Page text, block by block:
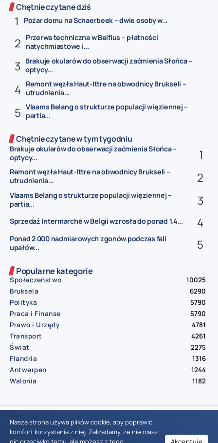
Chętnie czytane dziś
Pożar domu na Schaerbeek – dwie osoby w...
Przerwa techniczna w Belfius – płatności
natychmiastowe i...
Brakuje okularów do obserwacji zaćmienia Słońca –
optycy...
Remont węzła Haut-Ittre na obwodnicy Brukseli –
utrudnienia...
Vlaams Belang o strukturze populacji więziennej –
partia...
Chętnie czytane w tym tygodniu
Brakuje okularów do obserwacji zaćmienia Słońca –
optycy...
Remont węzła Haut-Ittre na obwodnicy Brukseli –
utrudnienia...
Vlaams Belang o strukturze populacji więziennej –
partia...
Sprzedaż Intermarché w Belgii wzrosła do ponad 1,4...
Ponad 2 000 nadmiarowych zgonów podczas fali
upałów...
Popularne kategorie
Społeczeństwo
10025
Bruksela
6290
Polityka
5790
Praca i Finanse
5790
Prawo i Urzędy
4781
Transport
4261
Świat
2275
Flandria
1316
Antwerpen
1244
Walonia
1182
© Aktualnosci.be – All Right Reserved 2016-2026
Nasza strona używa plików cookie, aby poprawić
komfort korzystania z niej. Zakładamy, że nie masz